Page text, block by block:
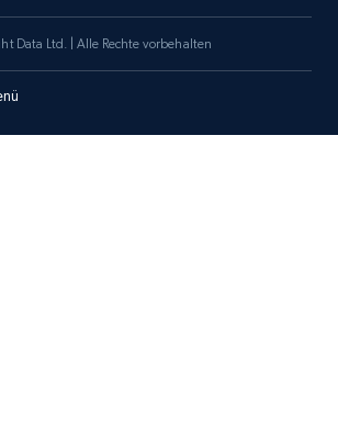
search
Sponsored, Initial price, Final
Sold, and more.
181+ Jetzt anfangen
Data Ltd. | Alle Rechte vorbehalten